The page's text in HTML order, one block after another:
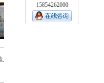
ph控制器
15854262000